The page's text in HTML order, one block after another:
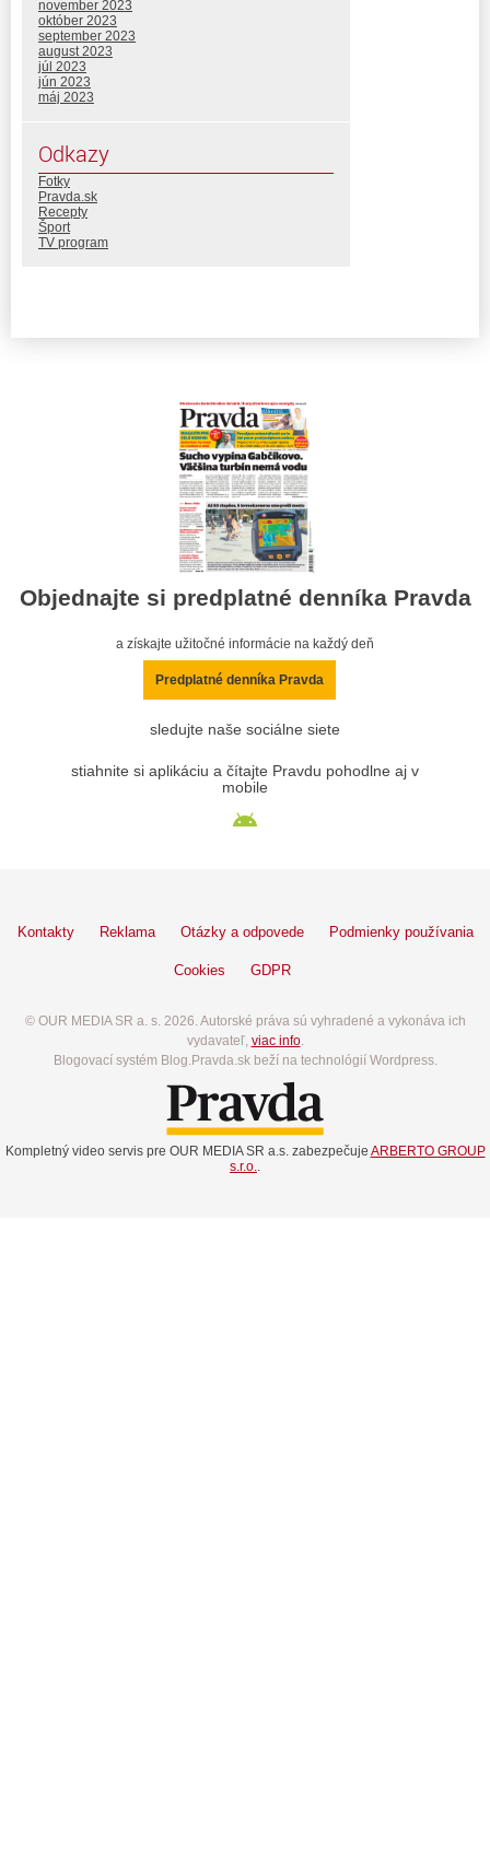
november 2023
október 2023
september 2023
august 2023
júl 2023
jún 2023
máj 2023
Odkazy
Fotky
Pravda.sk
Recepty
Šport
TV program
Objednajte si predplatné denníka Pravda
a získajte užitočné informácie na každý deň
Predplatné denníka Pravda
sledujte naše sociálne siete
stiahnite si aplikáciu a čítajte Pravdu pohodlne aj v
mobile
Kontakty Reklama Otázky a odpovede Podmienky používania
Cookies GDPR
© OUR MEDIA SR a. s. 2026. Autorské práva sú vyhradené a vykonáva ich
vydavateľ, viac info.
Blogovací systém Blog.Pravda.sk beží na technológií Wordpress.
Kompletný video servis pre OUR MEDIA SR a.s. zabezpečuje ARBERTO GROUP
s.r.o..